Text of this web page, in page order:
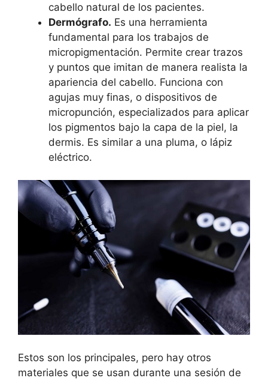
cabello natural de los pacientes.
Dermógrafo. Es una herramienta
fundamental para los trabajos de
micropigmentación. Permite crear trazos
y puntos que imitan de manera realista la
apariencia del cabello. Funciona con
agujas muy finas, o dispositivos de
micropunción, especializados para aplicar
los pigmentos bajo la capa de la piel, la
dermis. Es similar a una pluma, o lápiz
eléctrico.
Estos son los principales, pero hay otros
materiales que se usan durante una sesión de